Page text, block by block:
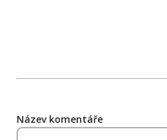
Název komentáře